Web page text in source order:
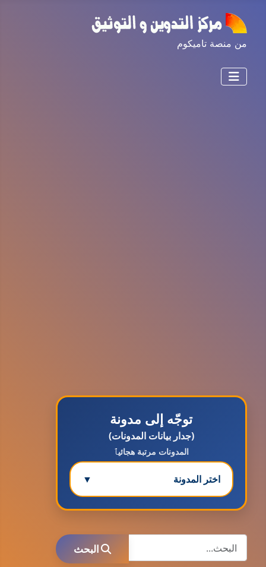
من منصة تاميكوم
توجّه إلى مدونة
(جدار بيانات المدونات)
المدونات مرتبة هجائيٱ
اختر المدونة ▼
البحث
البحث